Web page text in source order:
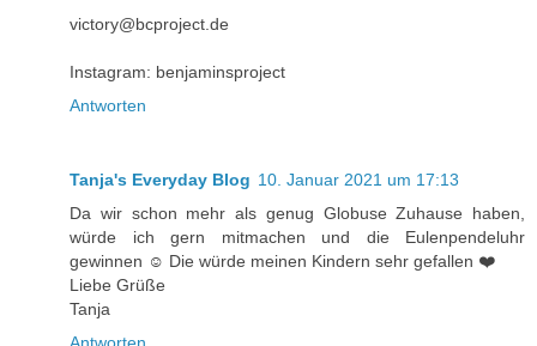
victory@bcproject.de
Instagram: benjaminsproject
Antworten
Tanja's Everyday Blog 10. Januar 2021 um 17:13
Da wir schon mehr als genug Globuse Zuhause haben,
würde ich gern mitmachen und die Eulenpendeluhr
gewinnen ☺️ Die würde meinen Kindern sehr gefallen ❤️
Liebe Grüße
Tanja
Antworten